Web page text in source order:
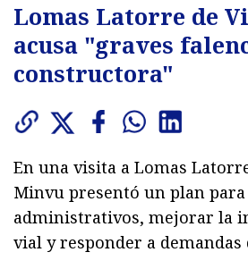
Lomas Latorre de
acusa "graves
constructora"
En una visita a Lomas
Minvu presentó un plan
administrativos, mejorar la
vial y responder a demandas